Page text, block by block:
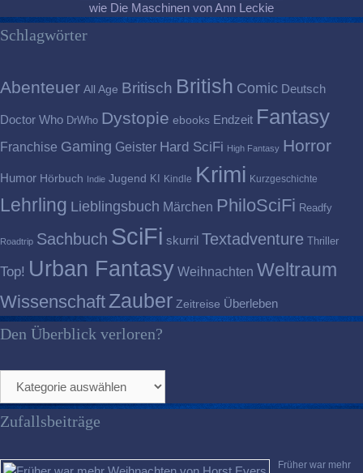
wie Die Maschinen von Ann Leckie
Schlagwörter
Abenteuer All Age Britisch British Comic Deutsch
Doctor Who DrWho Dystopie ebooks Endzeit Fantasy
Franchise Gaming Geister Hard SciFi High Fantasy Horror
Humor Hörbuch Indie Jugend KI Kindle Krimi Kurzgeschichte
Lehrling Lieblingsbuch Märchen PhiloSciFi Readfy
Roadtrip Sachbuch SciFi skurril Textadventure Thriller
Top! Urban Fantasy Weihnachten Weltraum
Wissenschaft Zauber Zeitreise Überleben
Den Überblick verloren?
Überblick
verloren?
Zufallsbeiträge
Früher war mehr